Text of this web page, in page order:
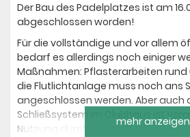
Der Bau des Padelplatzes ist am
abgeschlossen worden!
Für die vollständige und vor allem
bedarf es allerdings noch einiger
Maßnahmen: Pflasterarbeiten rund
die Flutlichtanlage muss noch ans
angeschlossen werden. Aber auch
Schließsystem im Clubhaus ist
Nutzung durch Gäste.
mehr anzeigen